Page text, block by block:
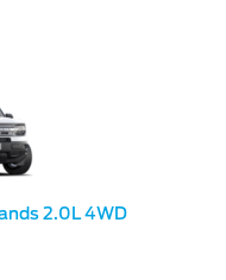
2.0L 4WD